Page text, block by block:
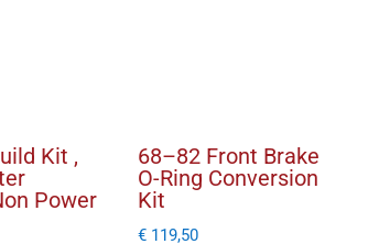
Kit ,
Power
68–82 Front Brake
O-Ring Conversion
Kit
€119,50